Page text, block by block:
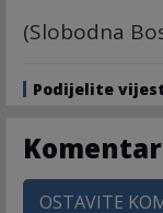
(Slobodna
Podijelite
OSTAVITE